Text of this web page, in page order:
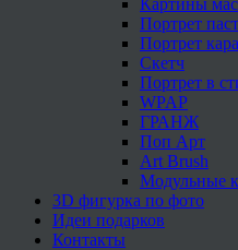
Портрет
Портрет
Скетч
Портрет в
WPAP
ГРАНЖ
Поп Арт
Art Brush
Модульные
3D фигурка по фото
Идеи подарков
Контакты